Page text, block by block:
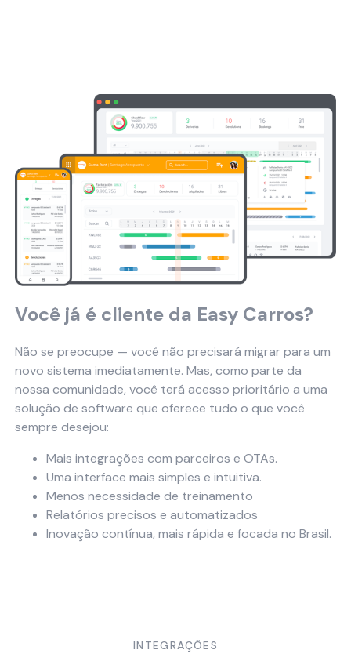
Você já é cliente da Easy Carros?
Não se preocupe — você não precisará migrar para um
novo sistema imediatamente. Mas, como parte da
nossa comunidade, você terá acesso prioritário a uma
solução de software que oferece tudo o que você
sempre desejou:
Mais integrações com parceiros e OTAs.
Uma interface mais simples e intuitiva.
Menos necessidade de treinamento
Relatórios precisos e automatizados
Inovação contínua, mais rápida e focada no Brasil.
INTEGRAÇÕES